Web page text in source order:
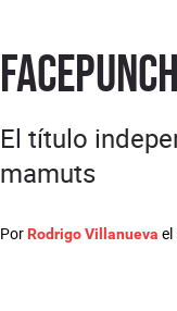
Por Rodrigo Villanueva el
El título
mamuts